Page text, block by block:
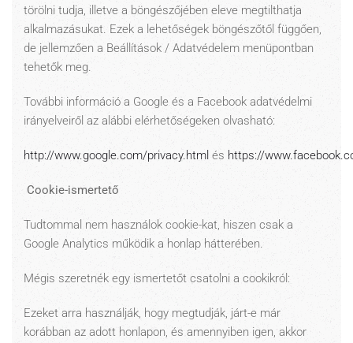
törölni tudja, illetve a böngészőjében eleve megtilthatja
alkalmazásukat. Ezek a lehetőségek böngészőtől függően,
de jellemzően a Beállítások / Adatvédelem menüpontban
tehetők meg.
További információ a Google és a Facebook adatvédelmi
irányelveiről az alábbi elérhetőségeken olvasható:
http://www.google.com/privacy.html és https://
Cookie-ismertető
Tudtommal nem használok cookie-kat, hiszen csak a
Google Analytics működik a honlap hátterében.
Mégis szeretnék egy ismertetőt csatolni a cookikról:
Ezeket arra használják, hogy megtudják, járt-e már
korábban az adott honlapon, és amennyiben igen, akkor